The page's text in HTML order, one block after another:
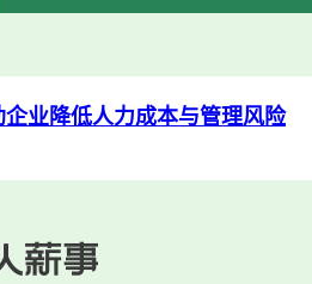
业降低人力成本与管理风险